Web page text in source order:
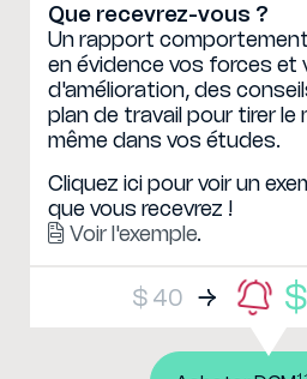
Que recevrez-vous ?
Un rapport
en évidence vos forces et
d'amélioration, des
plan de travail pour tirer le
même dans vos études.
Cliquez ici pour voir un
que vous recevrez !
Voir l'exemple.
$ 40